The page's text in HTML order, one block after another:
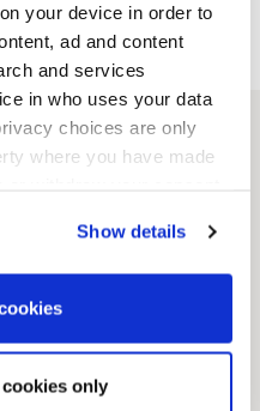
your device in order to
ad and content
and services
in who uses your data
choices are only
where you have made
to:
Show details
only